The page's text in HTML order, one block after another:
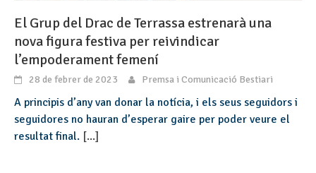
El Grup del Drac de Terrassa estrenarà una
nova figura festiva per reivindicar
l’empoderament femení
28 de febrer de 2023 Premsa i Comunicació Bestiari
A principis d’any van donar la notícia, i els seus seguidors i
seguidores no hauran d’esperar gaire per poder veure el
resultat final. [...]